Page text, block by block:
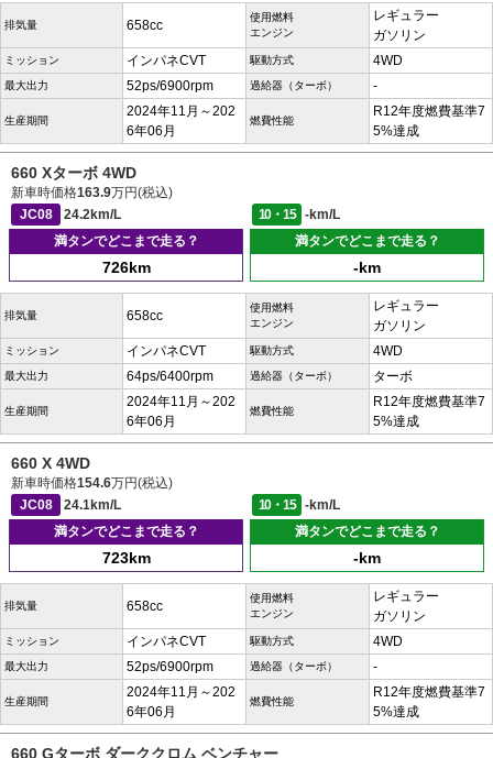
排気量 658cc
使用燃料
エンジン
レギュラー
ガソリン
ミッション インパネCVT 駆動方式 4WD
最大出力 52ps/6900rpm 過給器（ターボ） -
生産期間
2024年11月～202
6年06月
燃費性能
R12年度燃費基準7
5%達成
660 Xターボ 4WD
新車時価格163.9万円(税込)
JC08
24.2km/L 10・15
-km/L
満タンでどこまで走る？
726km
満タンでどこまで走る？
-km
排気量 658cc
使用燃料
エンジン
レギュラー
ガソリン
ミッション インパネCVT 駆動方式 4WD
最大出力 64ps/6400rpm 過給器（ターボ） ターボ
生産期間
2024年11月～202
6年06月
燃費性能
R12年度燃費基準7
5%達成
660 X 4WD
新車時価格154.6万円(税込)
JC08
24.1km/L 10・15
-km/L
満タンでどこまで走る？
723km
満タンでどこまで走る？
-km
排気量 658cc
使用燃料
エンジン
レギュラー
ガソリン
ミッション インパネCVT 駆動方式 4WD
最大出力 52ps/6900rpm 過給器（ターボ） -
生産期間
2024年11月～202
6年06月
燃費性能
R12年度燃費基準7
5%達成
660 Gターボ ダーククロム ベンチャー